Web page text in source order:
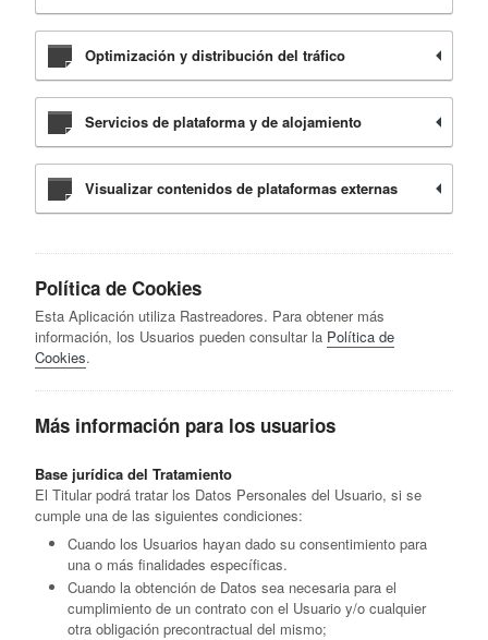
Optimización y distribución del tráfico
Servicios de plataforma y de alojamiento
Visualizar contenidos de plataformas externas
Política de Cookies
Esta Aplicación utiliza Rastreadores. Para obtener más
información, los Usuarios pueden consultar la Política de
Cookies.
Más información para los usuarios
Base jurídica del Tratamiento
El Titular podrá tratar los Datos Personales del Usuario, si se
cumple una de las siguientes condiciones:
Cuando los Usuarios hayan dado su consentimiento para
una o más finalidades específicas.
Cuando la obtención de Datos sea necesaria para el
cumplimiento de un contrato con el Usuario y/o cualquier
otra obligación precontractual del mismo;